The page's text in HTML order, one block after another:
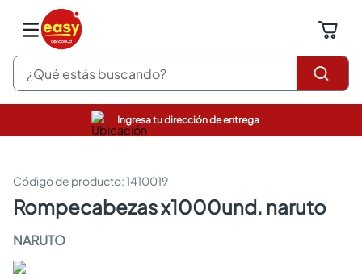
¿Qué estás buscando?
Ingresa tu dirección de entrega
:1410019
rompecabezas x1000und. naruto
NARUTO
pinturas
sanitarios
comedor
pisos
armarios closet